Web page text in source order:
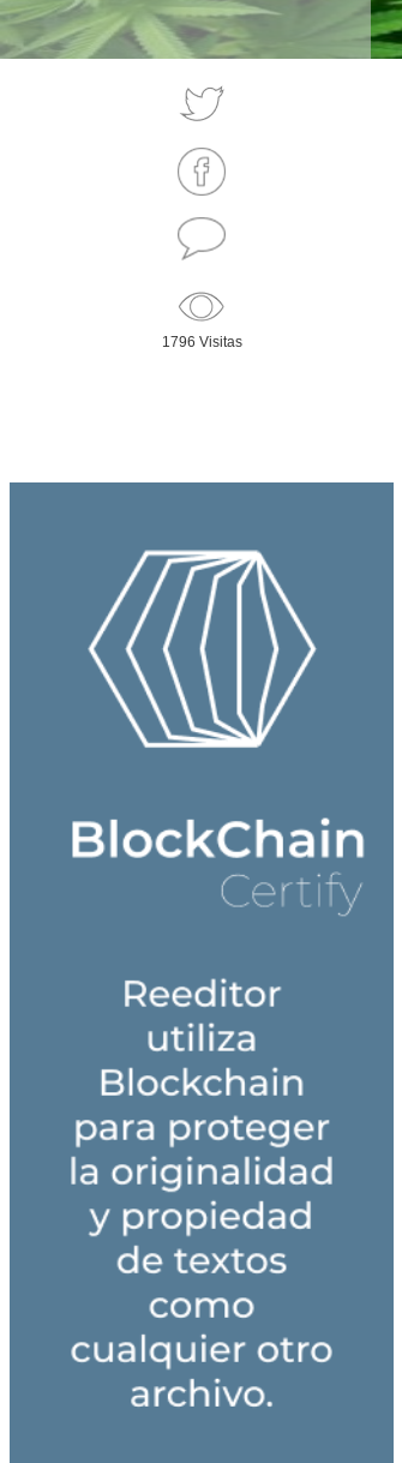
1796 Visitas